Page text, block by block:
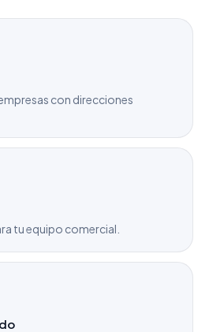
con direcciones
tu equipo comercial.